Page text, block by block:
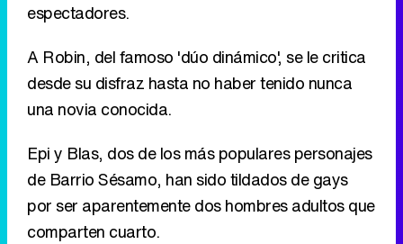
espectadores.
A Robin, del famoso 'dúo dinámico', se le critica
desde su disfraz hasta no haber tenido nunca
una novia conocida.
Epi y Blas, dos de los más populares personajes
de Barrio Sésamo, han sido tildados de gays
por ser aparentemente dos hombres adultos que
comparten cuarto.